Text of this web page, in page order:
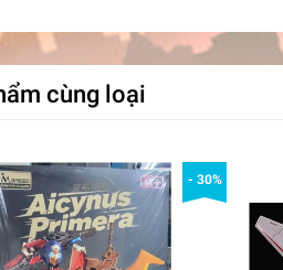
cùng loại
- 30%